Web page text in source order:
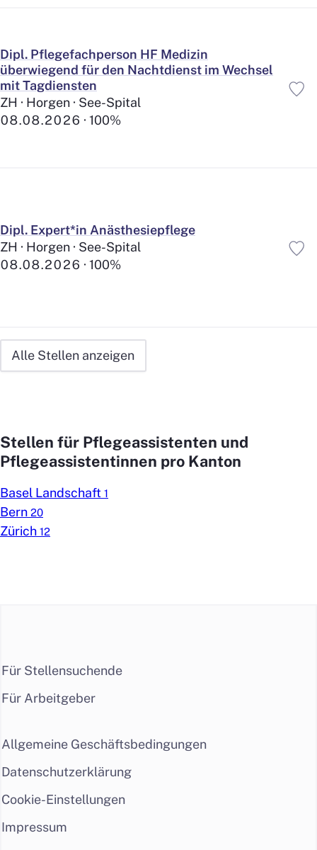
Dipl. Pflegefachperson HF Medizin
überwiegend für den Nachtdienst im Wechsel
mit Tagdiensten
ZH · Horgen · See-Spital
08.08.2026
100%
Dipl. Expert*in Anästhesiepflege
ZH · Horgen · See-Spital
08.08.2026
100%
Alle Stellen anzeigen
Stellen für Pflegeassistenten und
Pflegeassistentinnen pro Kanton
Basel Landschaft 1
Bern 20
Zürich 12
Für Stellensuchende
Für Arbeitgeber
Allgemeine Geschäftsbedingungen
Datenschutzerklärung
Cookie-Einstellungen
Impressum